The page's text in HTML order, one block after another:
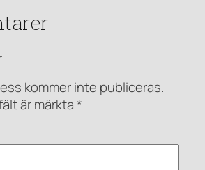
kommer inte publiceras.
är märkta*